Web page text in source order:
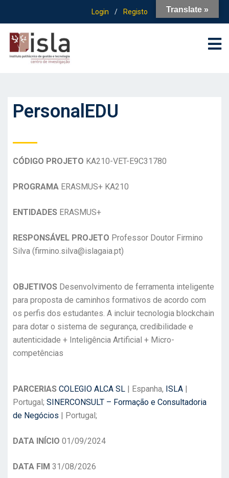
Login / Registo
PersonalEDU
CÓDIGO PROJETO KA210-VET-E9C31780
PROGRAMA ERASMUS+ KA210
ENTIDADES ERASMUS+
RESPONSÁVEL PROJETO Professor Doutor Firmino
Silva (firmino.silva@islagaia.pt)
OBJETIVOS Desenvolvimento de ferramenta inteligente
para proposta de caminhos formativos de acordo com
os perfis dos estudantes. A incluir tecnologia blockchain
para dotar o sistema de segurança, credibilidade e
autenticidade + Inteligência Artificial + Micro-
competências
PARCERIAS COLEGIO ALCA SL | Espanha, ISLA |
Portugal; SINERCONSULT – Formação e Consultadoria
de Negócios | Portugal;
DATA INÍCIO 01/09/2024
DATA FIM 31/08/2026
Translate »